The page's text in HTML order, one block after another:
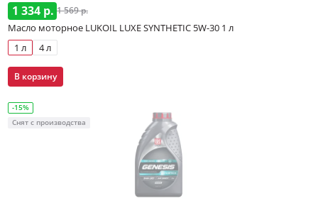
1 334 р. 1 569 р.
Масло моторное LUKOIL LUXE SYNTHETIC 5W-30 1 л
1 л
4 л
В корзину
-15%
Снят с производства